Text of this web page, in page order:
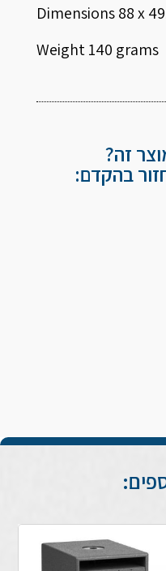
Dimensions 88 x
Weight 140 grams
זה?
בהקדם: